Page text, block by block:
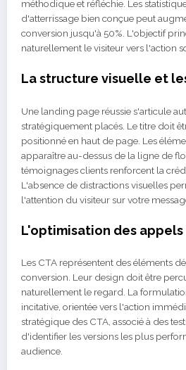
méthodique et réfléchie. Les
d'atterrissage bien conçue peut
conversion jusqu'à 50%. L'objectif
naturellement le visiteur vers l'action
La structure visuelle et
Une landing page réussie s'articule
stratégiquement placés. Le titre doit
positionné en haut de page. Les
apparaître au-dessus de la ligne de
témoignages clients renforcent la
L'absence de distractions visuelles
l'attention du visiteur sur votre
L'optimisation des appels
Les CTA représentent des éléments
conversion. Leur design doit être
naturellement le regard. La
incitative, orientée vers l'action
stratégique des CTA, associé à des
d'identifier les versions les plus
audience.